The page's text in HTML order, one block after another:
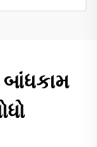
બાંધકામ